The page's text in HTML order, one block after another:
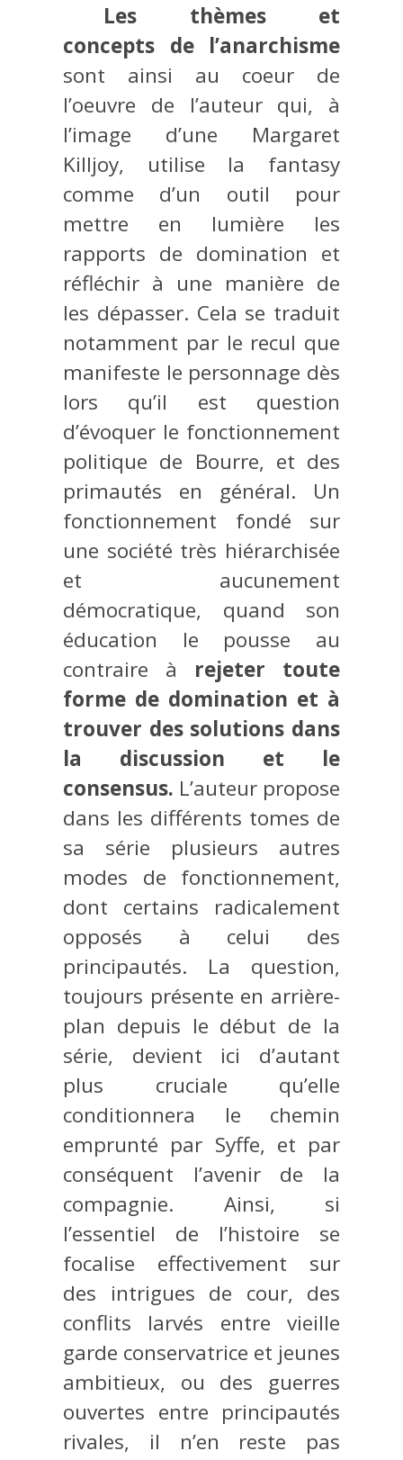
Les thèmes et
concepts de l’anarchisme
sont ainsi au coeur de
l’oeuvre de l’auteur qui, à
l’image d’une Margaret
Killjoy, utilise la fantasy
comme d’un outil pour
mettre en lumière les
rapports de domination et
réfléchir à une manière de
les dépasser. Cela se traduit
notamment par le recul que
manifeste le personnage dès
lors qu’il est question
d’évoquer le fonctionnement
politique de Bourre, et des
primautés en général. Un
fonctionnement fondé sur
une société très hiérarchisée
et aucunement
démocratique, quand son
éducation le pousse au
contraire à rejeter toute
forme de domination et à
trouver des solutions dans
la discussion et le
consensus. L’auteur propose
dans les différents tomes de
sa série plusieurs autres
modes de fonctionnement,
dont certains radicalement
opposés à celui des
principautés. La question,
toujours présente en arrière-
plan depuis le début de la
série, devient ici d’autant
plus cruciale qu’elle
conditionnera le chemin
emprunté par Syffe, et par
conséquent l’avenir de la
compagnie. Ainsi, si
l’essentiel de l’histoire se
focalise effectivement sur
des intrigues de cour, des
conflits larvés entre vieille
garde conservatrice et jeunes
ambitieux, ou des guerres
ouvertes entre principautés
rivales, il n’en reste pas